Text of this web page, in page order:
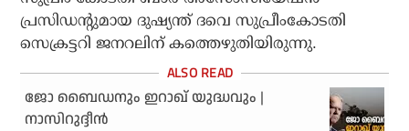
പ്രസിഡന്റുമായ ദുഷ്യന്ത് ദവെ സുപ്രീംകോടതി
സെക്രട്ടറി ജനറലിന് കത്തെഴുതിയിരുന്നു.
ജോ ബൈഡനും ഇറാഖ് യുദ്ധവും |
നാസിറുദ്ദീന്‍